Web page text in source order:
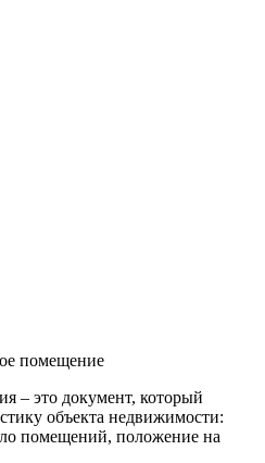
помещение
– это документ, который
объекта недвижимости:
помещений, положение на